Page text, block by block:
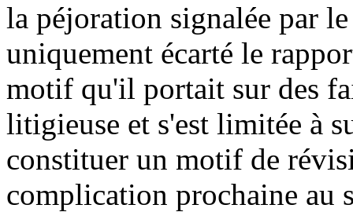
la péjoration signalée par
uniquement écarté le
motif qu'il portait sur des
litigieuse et s'est limitée à
constituer un motif de
complication prochaine au